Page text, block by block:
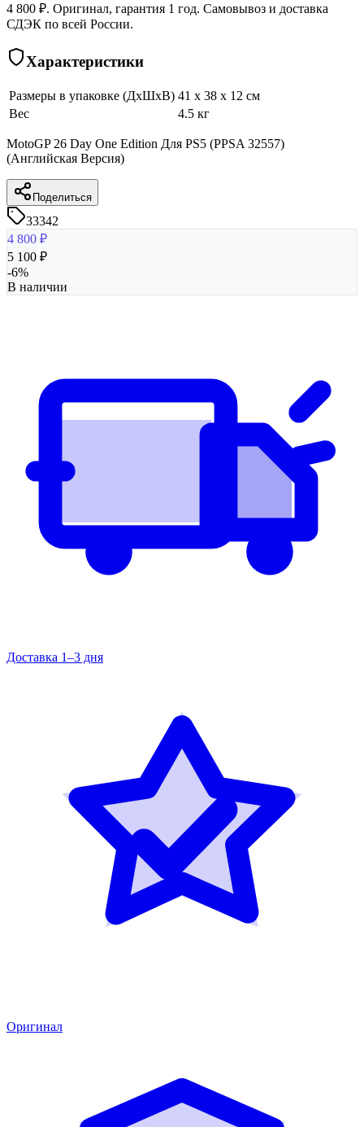
4 800 ₽. Оригинал, гарантия 1 год. Самовывоз и доставка
СДЭК по всей России.
Характеристики
Размеры в упаковке (ДхШхВ) 41 x 38 x 12 см
Вес
4.5 кг
MotoGP 26 Day One Edition Для PS5 (PPSA 32557)
(Английская Версия)
Поделиться
33342
4 800 ₽
5 100 ₽
-6%
В наличии
Доставка 1–3 дня
Оригинал